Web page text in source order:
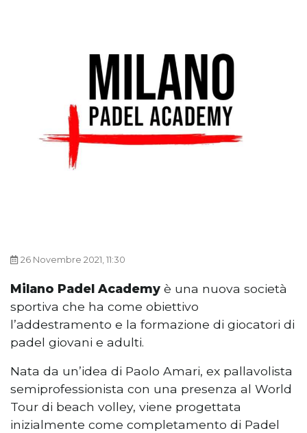
26 Novembre 2021, 11:30
Milano Padel Academy è una nuova società
sportiva che ha come obiettivo
l’addestramento e la formazione di giocatori di
padel giovani e adulti.
Nata da un’idea di Paolo Amari, ex pallavolista
semiprofessionista con una presenza al World
Tour di beach volley, viene progettata
inizialmente come completamento di Padel